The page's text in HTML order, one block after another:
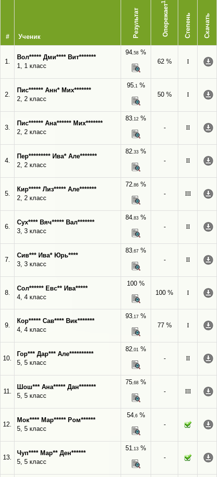
# Ученик Результат Опережает
1
Степень Скачать
1.
Вол***** Дми**** Вит*******
1, 1 класс
94,58 %
62 %
I
2.
Пис****** Анн* Мих*******
2, 2 класс
95,1%
50 %
I
3.
Пис****** Ана****** Мих*******
2, 2 класс
83,12 %
-
II
4.
Пер********* Ива* Але*******
2, 2 класс
82,33 %
-
II
5.
Кир***** Лиз***** Але*******
2, 2 класс
72,86 %
-
III
6.
Сух**** Вяч***** Вал*******
3, 3 класс
84,83 %
-
II
7.
Сив*** Ива* Юрь****
3, 3 класс
83,67 %
-
II
8.
Сол****** Евс** Ива*****
4, 4 класс
100 %
100 %
I
9.
Кор***** Сав**** Вик*******
4, 4 класс
93,17 %
77 %
I
10.
Гор*** Дар*** Але**********
5, 5 класс
82,01 %
-
II
11.
Шош*** Ана***** Дан*******
5, 5 класс
75,68 %
-
III
12.
Мок**** Мар***** Ром******
5, 5 класс
54,6%
-
13.
Чуп**** Мар** Ден******
5, 5 класс
51,13 %
-